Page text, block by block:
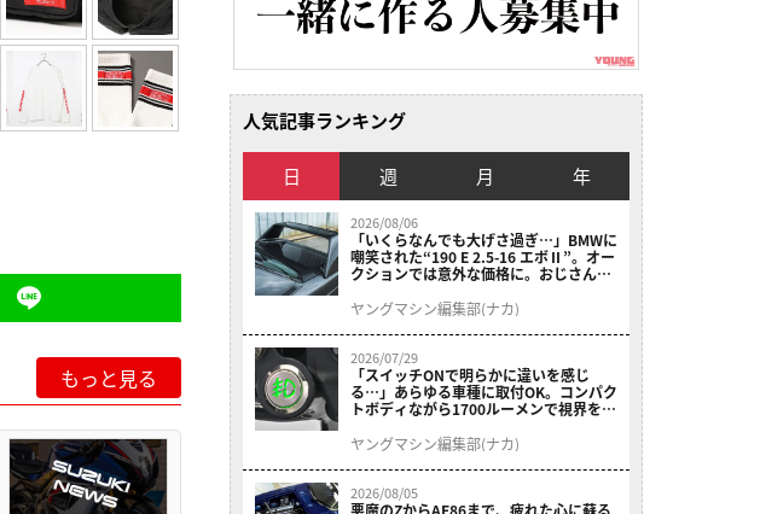
もっと見る
人気記事ランキング
日 週 月 年
2026/08/06
「いくらなんでも大げさ過ぎ…」BMWに
嘲笑された“190 E 2.5-16 エボⅡ”。オー
クションでは意外な価格に。おじさん達
ヤングマシン編集部(ナカ)
2026/07/29
「スイッチONで明らかに違いを感じ
る…」あらゆる車種に取付OK。コンパク
トボディながら1700ルーメンで視界を確
ニット プレシャスレイ スモール］
ヤングマシン編集部(ナカ)
2026/08/05
悪魔のZからAE86まで、疲れた心に蘇る